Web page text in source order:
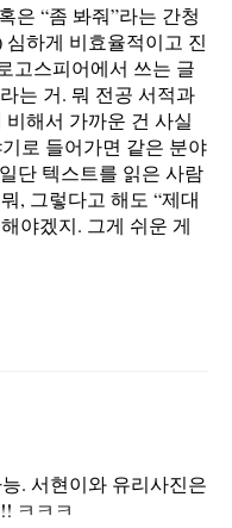
은 “좀 봐줘”라는 간청
하게 비효율적이고 진
고스피어에서 쓰는 글
는 거. 뭐 전공 서적과
해서 가까운 건 사실
로 들어가면 같은 분야
단 텍스트를 읽은 사람
, 그렇다고 해도 “제대
야겠지. 그게 쉬운 게
. 서현이와 유리사진은
ㅋㅋㅋ